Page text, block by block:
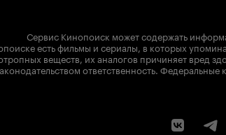
Сервис Кинопоиск может содержать
есть фильмы и сериалы, в которых
веществ, их аналогов причиняет вред
ответственность.